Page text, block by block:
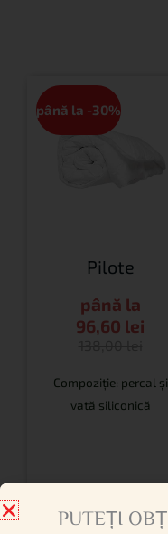
până la -30%
Pilote
până la
96,60 lei
Compoziție: percal și
vată siliconică